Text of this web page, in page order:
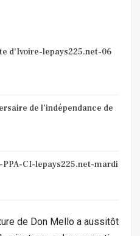
d’Ivoire-lepays225.net-06
de l’indépendance de
PPA-CI-lepays225.net-mardi
de Don Mello a aussitôt